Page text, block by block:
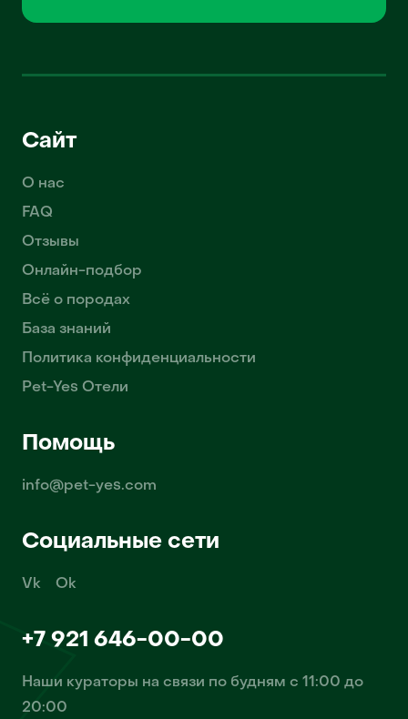
Сайт
О нас
FAQ
Отзывы
Онлайн-подбор
Всё о породах
База знаний
Политика конфиденциальности
Pet-Yes Отели
Помощь
info@pet-yes.com
Социальные сети
Vk Ok
+7 921 646-00-00
Наши кураторы на связи по будням с 11:00 до
20:00